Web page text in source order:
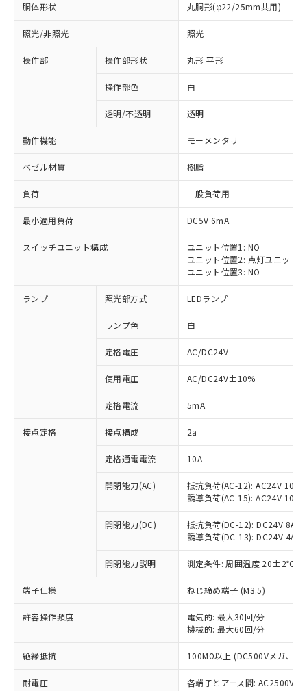
胴体形状 丸胴形(φ22/25mm共用)
照光/非照光 照光
操作部 操作部形状 丸形 平形
操作部色 白
透明/不透明 透明
動作機能 モーメンタリ
ベゼル材質 樹脂
負荷 一般負荷用
最小適用負荷 DC5V 6mA
スイッチユニット構成
ユニット位置1: NO
ユニット位置2: 点灯ユニット
ユニット位置3: NO
ランプ 照光部方式 LEDランプ
ランプ色 白
定格電圧 AC/DC24V
使用電圧 AC/DC24V±10%
定格電流 5mA
接点定格 接点構成 2a
定格通電電流 10A
開閉能力(AC)
抵抗負荷(AC-12): AC24V 10A/
誘導負荷(AC-15): AC24V
開閉能力(DC)
抵抗負荷(DC-12): DC24V 8A/
誘導負荷(DC-13): DC24V 4A/
開閉能力説明 測定条件: 周囲温度 20±2℃、
端子仕様 ねじ締め端子 (M3.5)
許容操作頻度
電気的: 最大30回/分
機械的: 最大60回/分
絶縁抵抗 100MΩ以上 (DC500Vメガ、点
耐電圧
各端子とアース間: AC2500V
ご利用条件
以下の条件をお読みいただき、同意のうえ
本サービスは、当社制御機器事業取扱
商品の当社在庫状況および標準価格
(税抜)を提供させていただくもので
当社制御機器事業取扱商品の中には、
本サービスの対象外となる商品もある
ことをご了承ください。
在庫状況および標準価格照会結果は、
記載している更新日時点での社内デー
タに基づき作成されるものであり、閲
覧された時点での実際の在庫および標
準価格とは異なる場合があることをご
対応済み：EU RoHS指令（10物質）の
非含有に対応した製品が提供可能な商品で
対応予定：EU RoHS指令（10物質）の非含
有に対応した製品に切り替える予定のある
対応予定なし：EU RoHS指令（10物質）の
非含有に非対応の商品で、対応品を出す予
調査・確認中：EU RoHS指令（10物質）の
非含有の対応状況を調査中または確認中の
非該当品：ライセンス料など無形物で、有
害物質有無と関係のない商品です。
仕入先様の事情により、非含有部品として
いたものが、含有品と判明した場合などや
むを得ず変更することがあります。
*EU RoHS指令（10物質）：
鉛(Pb) 1000ppm以下、 水銀(Hg) 1000ppm以下、 カド
六価クロム(Cr(Ⅵ)) 1000ppm以下、ポリ臭化ビフェニル
※1 中国RoHS○×表
「○」：最大均質材料含有率が中国RoHSの
基準値以下であることを示します。
「×」：最大均質材料含有率が中国RoHSの
基準値を超えていることを示します。
「－」：未確認です。当社販売部門へお問
*中国RoHS10物質の基準値 (GB/T26572)：
当社は、これら貴社製品のうち、外国
為替および外国貿易法に定める商品
（以下｢規制貨物等」という）を輸出
または国外への提供する場合は、日本
国政府の輸出許可(または役務取引許
可)を取得するなどの必要な手続きを